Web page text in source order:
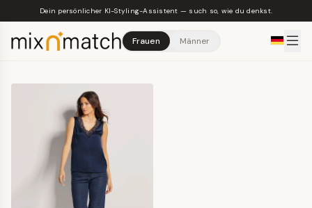
Skip to main content
Dein persönlicher KI-Styling-Assistent — such so, wie du denkst.
Frauen Männer